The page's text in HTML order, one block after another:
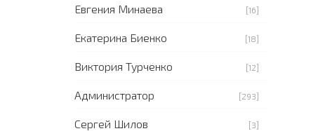
Евгения Минаева [16]
Екатерина Биенко [18]
Виктория Турченко [12]
Администратор [293]
Сергей Шилов [3]